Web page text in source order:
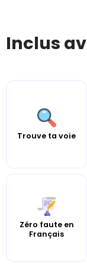
Inclus
Trouve ta voie
Zéro faute en
Français